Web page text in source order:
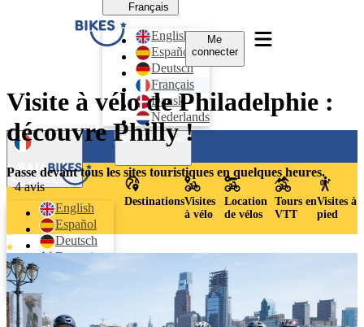
Français
English
Español
Deutsch
Français
Dansk
Nederlands
Me
connecter
Français
English
Español
Deutsch
Français
Dansk
Me connecter
DestinationsVisites
à vélo
Location
de vélos
Tours en
VTT
Visites à
pied
Visite à vélo de Philadelphie :
découvre Philly !
Passe devant tous les sites touristiques en quelques heures.
4 avis